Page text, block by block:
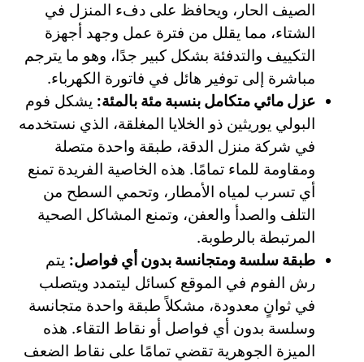
الصيف الحار، ويحافظ على دفء المنزل في
الشتاء، مما يقلل من فترة عمل وجهد أجهزة
التكييف والتدفئة بشكل كبير جدًا، وهو ما يترجم
مباشرة إلى توفير هائل في فاتورة الكهرباء.
عزل مائي متكامل بنسبة مئة بالمئة: يشكل فوم
البولي يوريثين ذو الخلايا المغلقة، الذي نستخدمه
في شركة منزل الدقة، طبقة واحدة متصلة
ومقاومة للماء تمامًا. هذه الخاصية الفريدة تمنع
أي تسرب لمياه الأمطار، وتحمي السطح من
التلف والصدأ والعفن، وتمنع المشاكل الصحية
المرتبطة بالرطوبة.
طبقة سلسة ومتجانسة بدون أي فواصل: يتم
رش الفوم في الموقع كسائل ليتمدد ويتصلب
في ثوانٍ معدودة، مشكلاً طبقة واحدة متجانسة
وسلسة بدون أي فواصل أو نقاط التقاء. هذه
الميزة الجوهرية تقضي تمامًا على نقاط الضعف